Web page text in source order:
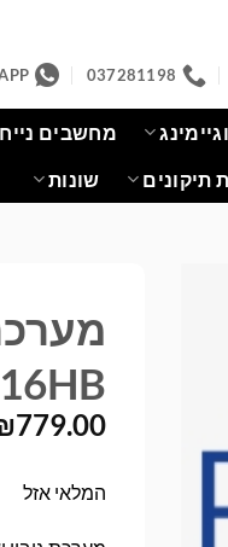
037281198
מחשבים
תיקונים שונות
779.00
המלאי אזל